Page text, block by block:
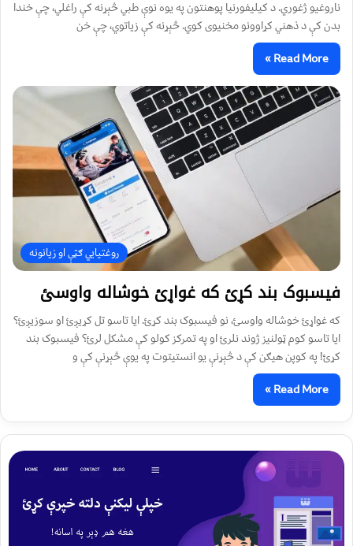
ناروغيو ژغوري. د کيليفورنيا پوهنتون په يوه نوې طبي څېړنه کې راغلي، چې خندا
بدن کې د ذهني کړاوونو مخنيوی کوي. څېړنه کې زياتوي، چې خن
Read More »
روغتیايي ګټې او زیانونه
فیسبوک بند کړئ که غواړئ خوشاله واوسئ
که غواړئ خوشاله واوسئ، نو فیسبوک بند کړئ. ایا تاسو تل کړیږئ او سوزیږئ؟
ایا تاسو کوم ټولنیز ژوند نلرئ او په تمرکز کولو کې مشکل لرئ؟ فیسبوک بند
کړئ! په کوپن هیګن کې د څېړنې یو انستیتوت په یوې څېړنې کې و
Read More »